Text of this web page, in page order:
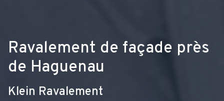
Ravalement de façade près
de Haguenau
Klein Ravalement